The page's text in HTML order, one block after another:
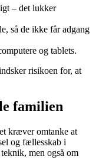
– det lukker
så de ikke får adgang
og tablets.
risikoen for, at
familien
kræver omtanke at
og fællesskab i
men også om